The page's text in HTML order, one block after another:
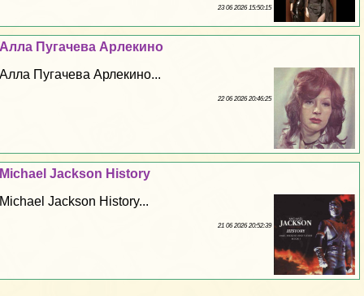
23 06 2026 15:50:15
Алла Пугачева Арлекино
Алла Пугачева Арлекино...
22 06 2026 20:46:25
Michael Jackson History
Michael Jackson History...
21 06 2026 20:52:39